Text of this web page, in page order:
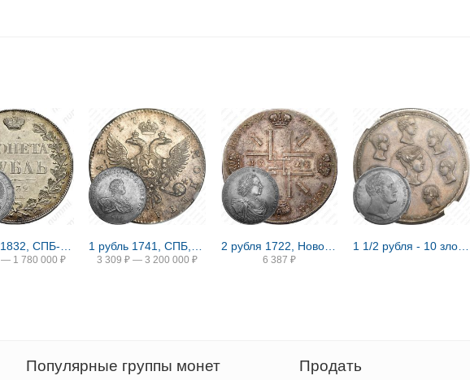
— 1 780 000 ₽ 3 309 ₽ — 3 200 000 ₽
2 рубля 1722, Новодел
6 387 ₽
1 1/2 рубля - 10 злотых 1836, семейный, П. У., Новодел
Популярные группы монет Продать